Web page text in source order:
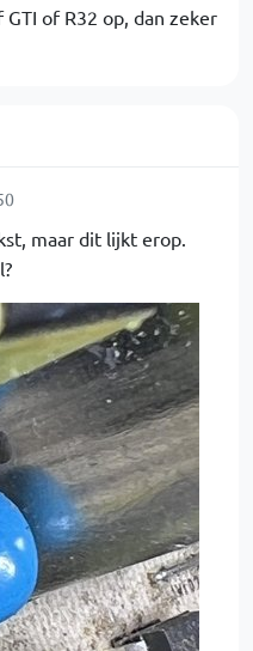
of R32 op, dan zeker
maar dit lijkt erop.